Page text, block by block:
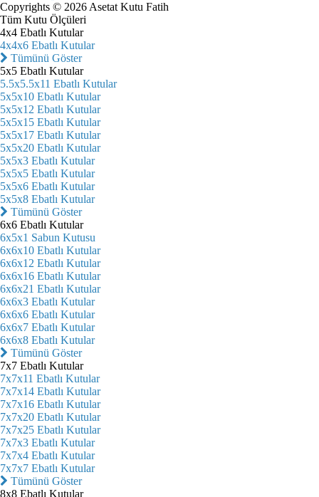
Copyrights © 2026 Asetat Kutu Fatih
Tüm Kutu Ölçüleri
4x4 Ebatlı Kutular
4x4x6 Ebatlı Kutular
Tümünü Göster
5x5 Ebatlı Kutular
5.5x5.5x11 Ebatlı Kutular
5x5x10 Ebatlı Kutular
5x5x12 Ebatlı Kutular
5x5x15 Ebatlı Kutular
5x5x17 Ebatlı Kutular
5x5x20 Ebatlı Kutular
5x5x3 Ebatlı Kutular
5x5x5 Ebatlı Kutular
5x5x6 Ebatlı Kutular
5x5x8 Ebatlı Kutular
Tümünü Göster
6x6 Ebatlı Kutular
6x5x1 Sabun Kutusu
6x6x10 Ebatlı Kutular
6x6x12 Ebatlı Kutular
6x6x16 Ebatlı Kutular
6x6x21 Ebatlı Kutular
6x6x3 Ebatlı Kutular
6x6x6 Ebatlı Kutular
6x6x7 Ebatlı Kutular
6x6x8 Ebatlı Kutular
Tümünü Göster
7x7 Ebatlı Kutular
7x7x11 Ebatlı Kutular
7x7x14 Ebatlı Kutular
7x7x16 Ebatlı Kutular
7x7x20 Ebatlı Kutular
7x7x25 Ebatlı Kutular
7x7x3 Ebatlı Kutular
7x7x4 Ebatlı Kutular
7x7x7 Ebatlı Kutular
Tümünü Göster
8x8 Ebatlı Kutular